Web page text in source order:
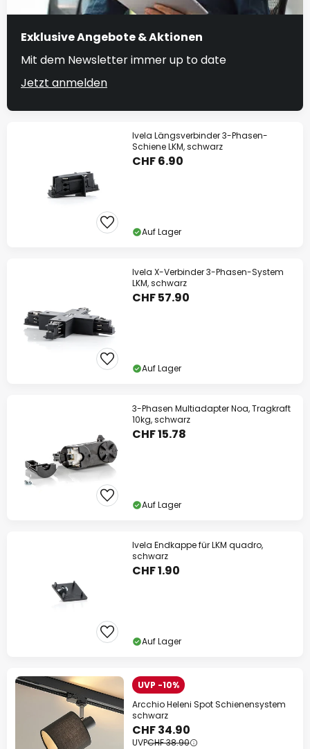
Exklusive Angebote & Aktionen
Mit dem Newsletter immer up to date
Jetzt anmelden
Ivela Längsverbinder 3-Phasen-
Schiene LKM, schwarz
CHF 6.90
Auf Lager
Ivela X-Verbinder 3-Phasen-System
LKM, schwarz
CHF 57.90
Auf Lager
3-Phasen Multiadapter Noa, Tragkraft
10kg, schwarz
CHF 15.78
Auf Lager
Ivela Endkappe für LKM quadro,
schwarz
CHF 1.90
Auf Lager
UVP -10%
Arcchio Heleni Spot Schienensystem
schwarz
CHF 34.90
UVPCHF 38.90